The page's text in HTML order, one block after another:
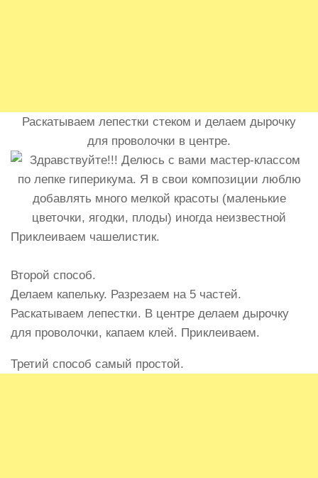
Раскатываем лепестки стеком и делаем дырочку
для проволочки в центре.
Приклеиваем чашелистик.
Второй способ.
Делаем капельку. Разрезаем на 5 частей.
Раскатываем лепестки. В центре делаем дырочку
для проволочки, капаем клей. Приклеиваем.
Третий способ самый простой.